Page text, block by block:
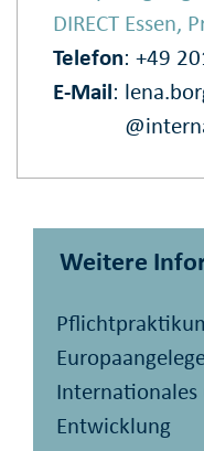
DIRECT Essen,
Telefon: +49
E‑Mail:
Weitere
Entwicklung